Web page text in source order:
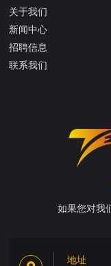
关于我们
新闻中心
招聘信息
联系我们
如果您对我
地址